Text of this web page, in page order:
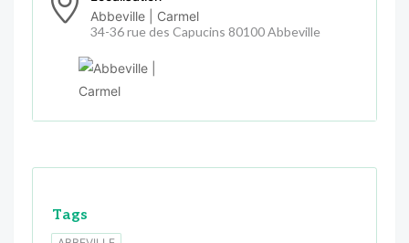
Abbeville | Carmel
34-36 rue des Capucins 80100 Abbeville
Tags